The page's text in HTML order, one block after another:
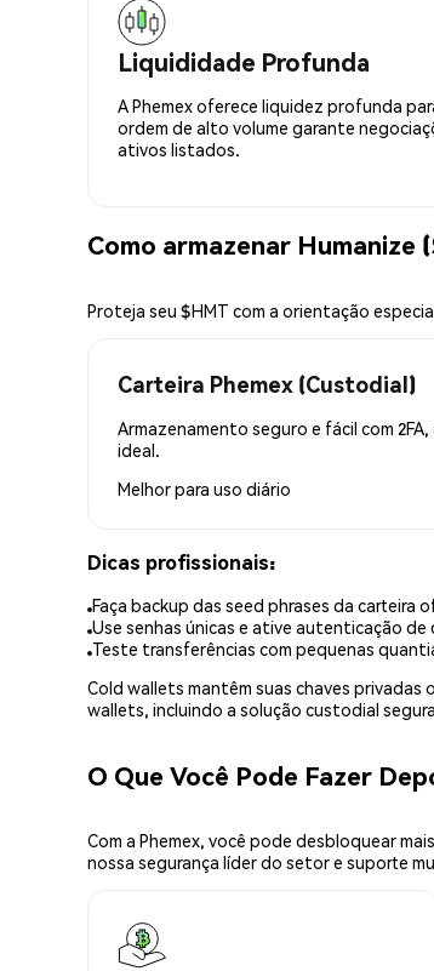
Liquididade Profunda
A Phemex oferece liquidez profunda
ordem de alto volume garante
ativos listados.
Como armazenar Humanize
Proteja seu $HMT com a orientação
Carteira Phemex (Custodial)
Armazenamento seguro e fácil com 2FA,
ideal.
Melhor para uso diário
Dicas profissionais:
Faça backup das seed phrases da carteira
Use senhas únicas e ative autenticação de
Teste transferências com pequenas
Cold wallets mantêm suas chaves
wallets, incluindo a solução custodial
O Que Você Pode Fazer
Com a Phemex, você pode desbloquear
nossa segurança líder do setor e suporte